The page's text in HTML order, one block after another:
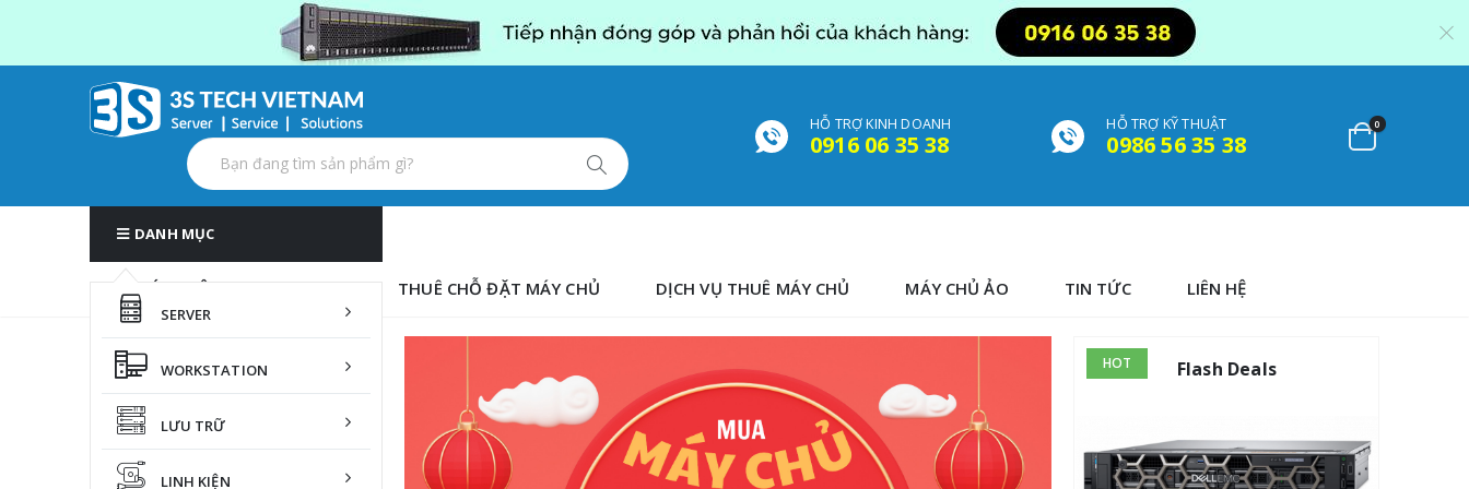
HỖ TRỢ KINH DOANH
0916 06 35 38
HỖ TRỢ KỸ THUẬT
0986 56 35 38
0
DANH MỤC
SERVER
WORKSTATION
LƯU TRỮ
LINH KIỆN
GIỚI THIỆU DỊCH VỤ THUÊ CHỖ ĐẶT MÁY CHỦ DỊCH VỤ THUÊ MÁY CHỦ MÁY CHỦ ẢO TIN TỨC LIÊN HỆ
HOT HOT